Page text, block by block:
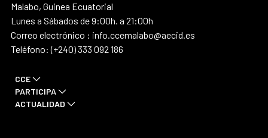
Malabo, Guinea Ecuatorial
Lunes a Sábados de 9:00h. a 21:00h
Correo electrónico : info.ccemalabo@aecid.es
Teléfono: (+240) 333 092 186
CCE
PARTICIPA
ACTUALIDAD